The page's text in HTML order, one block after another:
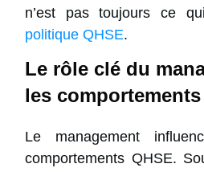
n’est pas toujours ce
politique QHSE.
Le rôle clé du
les comportements
Le management
comportements QHSE.